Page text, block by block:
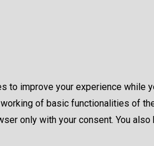
to improve your experience while
of basic functionalities of
only with your consent. You